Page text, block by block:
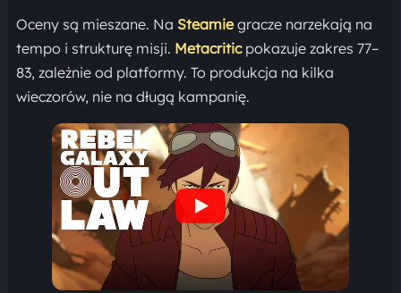
Oceny są mieszane. Na Steamiegracze narzekają na
tempo i strukturę misji. Metacriticpokazuje zakres 77–
83, zależnie od platformy. To produkcja na kilka
wieczorów, nie na długą kampanię.